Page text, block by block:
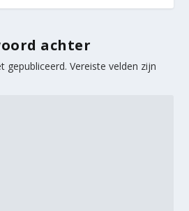
achter
gepubliceerd. Vereiste velden zijn